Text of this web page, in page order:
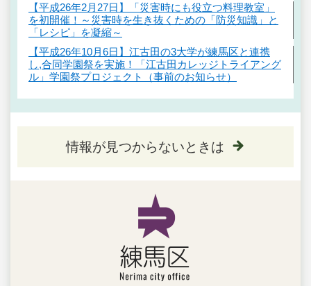
【平成26年2月27日】「災害時にも役立つ料理教室」
を初開催！～災害時を生き抜くための「防災知識」と
「レシピ」を凝縮～
【平成26年10月6日】江古田の3大学が練馬区と連携
し,合同学園祭を実施！「江古田カレッジトライアング
ル」学園祭プロジェクト（事前のお知らせ）
情報が見つからないときは